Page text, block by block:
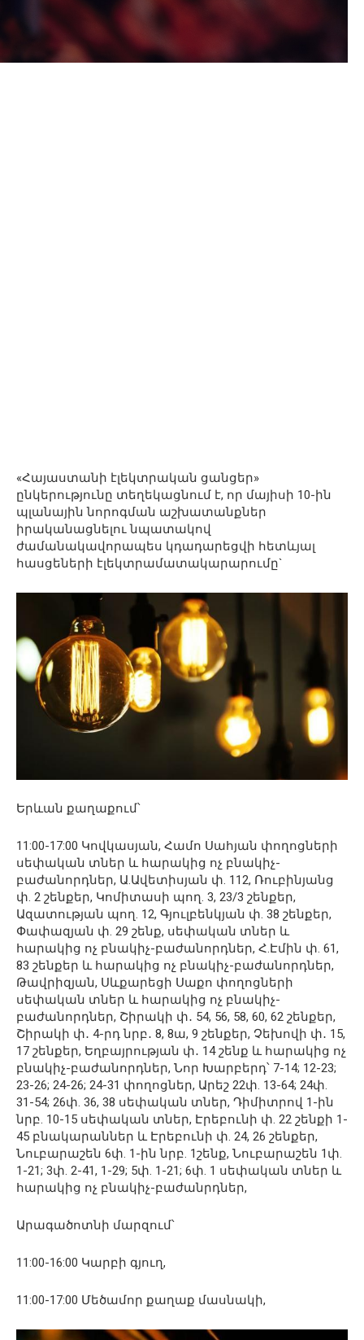
«Հայաստանի էլեկտրական ցանցեր»
ընկերությունը տեղեկացնում է, որ մայիսի 10-ին
պլանային նորոգման աշխատանքներ
իրականացնելու նպատակով
ժամանակավորապես կդադարեցվի հետևյալ
հասցեների էլեկտրամատակարարումը`
Երևան քաղաքում՝
11:00-17:00 Կովկասյան, Համո Սահյան փողոցների
սեփական տներ և հարակից ոչ բնակիչ-
բաժանորդներ, Ա.Ավետիսյան փ. 112, Ռուբինյանց
փ. 2 շենքեր, Կոմիտասի պող. 3, 23/3 շենքեր,
Ազատության պող. 12, Գյուլբենկյան փ. 38 շենքեր,
Փափազյան փ. 29 շենք, սեփական տներ և
հարակից ոչ բնակիչ-բաժանորդներ, Հ.Էմին փ. 61,
83 շենքեր և հարակից ոչ բնակիչ-բաժանորդներ,
Թավրիզյան, Սևքարեցի Սաքո փողոցների
սեփական տներ և հարակից ոչ բնակիչ-
բաժանորդներ, Շիրակի փ․ 54, 56, 58, 60, 62 շենքեր,
Շիրակի փ․ 4-րդ նրբ․ 8, 8ա, 9 շենքեր, Չեխովի փ․ 15,
17 շենքեր, Եղբայրության փ․ 14 շենք և հարակից ոչ
բնակիչ-բաժանորդներ, Նոր Խարբերդ՝ 7-14; 12-23;
23-26; 24-26; 24-31 փողոցներ, Արեշ 22փ. 13-64; 24փ.
31-54; 26փ. 36, 38 սեփական տներ, Դիմիտրով 1-ին
նրբ. 10-15 սեփական տներ, Էրեբունի փ. 22 շենքի 1-
45 բնակարաններ և Էրեբունի փ. 24, 26 շենքեր,
Նուբարաշեն 6փ. 1-ին նրբ. 1շենք, Նուբարաշեն 1փ.
1-21; 3փ. 2-41, 1-29; 5փ. 1-21; 6փ. 1 սեփական տներ և
հարակից ոչ բնակիչ-բաժանրդներ,
Արագածոտնի մարզում՝
11:00-16:00 Կարբի գյուղ,
11:00-17:00 Մեծամոր քաղաք մասնակի,